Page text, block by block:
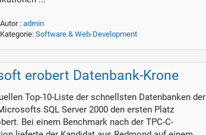
Autor :admin
Kategorie:Software & Web-Development
erobert Datenbank-Krone
Top-10-Liste der schnellsten Datenbanken der
SQL Server 2000 den ersten Platz
Bei einem Benchmark nach der TPC-C-